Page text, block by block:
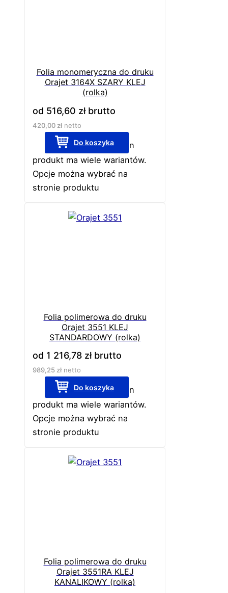
Folia monomeryczna do druku
Orajet 3164X SZARY KLEJ
(rolka)
od 516,60 złbrutto
420,00 złnetto
Do koszyka
Ten
produkt ma wiele wariantów.
Opcje można wybrać na
stronie produktu
Folia polimerowa do druku
Orajet 3551 KLEJ
STANDARDOWY (rolka)
od 1 216,78 złbrutto
989,25 złnetto
Do koszyka
Ten
produkt ma wiele wariantów.
Opcje można wybrać na
stronie produktu
Folia polimerowa do druku
Orajet 3551RA KLEJ
KANALIKOWY (rolka)